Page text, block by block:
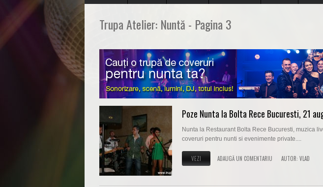
Trupa Atelier: Nuntă - Pagina 3
Poze Nunta la Bolta Rece Bucuresti, 21
Nunta la Restaurant Bolta Rece Bucuresti, muzica
coveruri pentru nunti si evenimente private....
VEZI ADAUGĂ UN COMENTARIU AUTOR: VLAD